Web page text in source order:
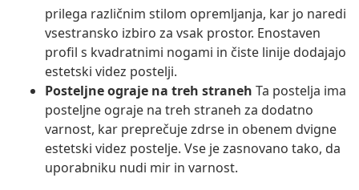
prilega različnim stilom opremljanja, kar jo naredi
vsestransko izbiro za vsak prostor. Enostaven
profil s kvadratnimi nogami in čiste linije dodajajo
estetski videz postelji.
Posteljne ograje na treh straneh Ta postelja ima
posteljne ograje na treh straneh za dodatno
varnost, kar preprečuje zdrse in obenem dvigne
estetski videz postelje. Vse je zasnovano tako, da
uporabniku nudi mir in varnost.